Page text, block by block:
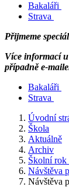
Bakaláři
Strava
Přijmeme
Více informací u
případně e-
Bakaláři
Strava
Úvodní
Škola
Aktuálně
Archiv
Školní rok
Návštěva
Návštěva